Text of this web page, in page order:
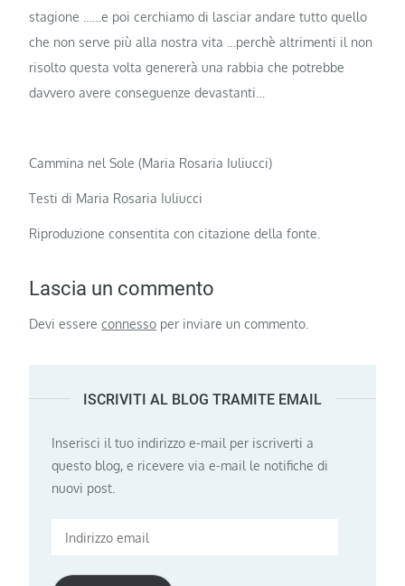
stagione ……e poi cerchiamo di lasciar andare tutto quello
che non serve più alla nostra vita …perchè altrimenti il non
risolto questa volta genererà una rabbia che potrebbe
davvero avere conseguenze devastanti…
Cammina nel Sole (Maria Rosaria Iuliucci)
Testi di Maria Rosaria Iuliucci
Riproduzione consentita con citazione della fonte.
Lascia un commento
Devi essereconnesso per inviare un commento.
ISCRIVITI AL BLOG TRAMITE EMAIL
Inserisci il tuo indirizzo e-mail per iscriverti a
questo blog, e ricevere via e-mail le notifiche di
nuovi post.
Indirizzo